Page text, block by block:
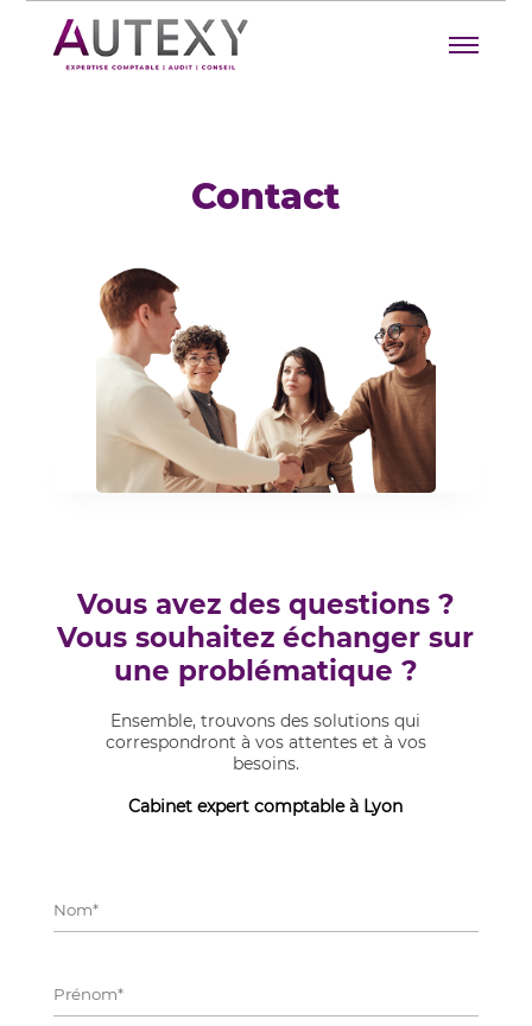
Contact
Vous avez des questions ?
Vous souhaitez échanger sur
une problématique ?
Ensemble, trouvons des solutions qui
correspondront à vos attentes et à vos
besoins.
Cabinet expert comptable à Lyon